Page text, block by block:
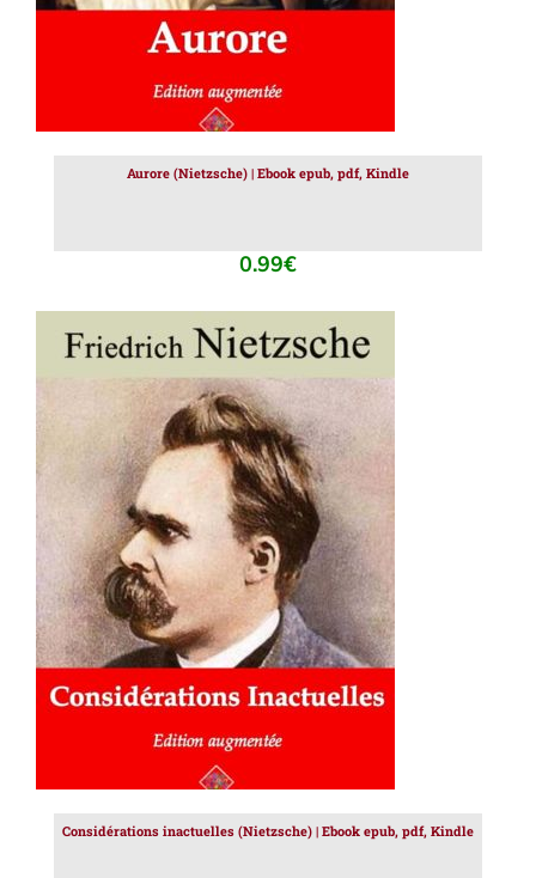
Aurore (Nietzsche) | Ebook epub, pdf, Kindle
0.99€
AJOUTER AU PANIER / DÉTAILS
Considérations inactuelles (Nietzsche) | Ebook epub, pdf, Kindle